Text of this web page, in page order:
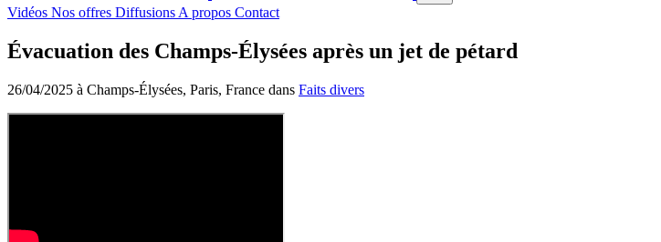
Vidéos Nos offres Diffusions A propos Contact
Évacuation des Champs-Élysées après un jet de pétard
26/04/2025 à Champs-Élysées, Paris, France dans Faits divers